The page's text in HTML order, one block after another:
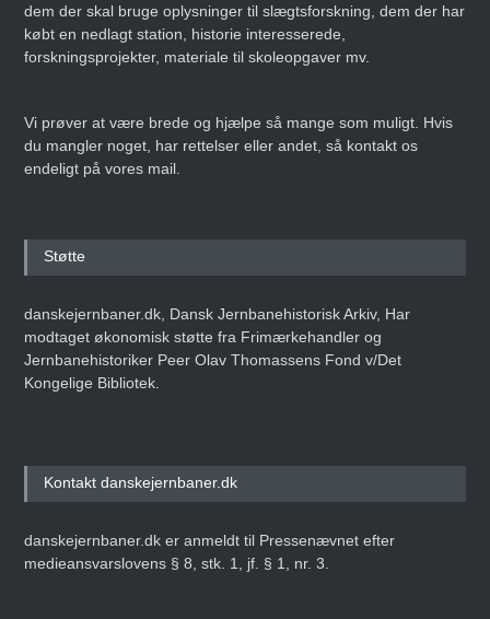
dem der skal bruge oplysninger til slægtsforskning, dem der har
købt en nedlagt station, historie interesserede,
forskningsprojekter, materiale til skoleopgaver mv.
Vi prøver at være brede og hjælpe så mange som muligt. Hvis
du mangler noget, har rettelser eller andet, så kontakt os
endeligt på vores mail.
Støtte
danskejernbaner.dk, Dansk Jernbanehistorisk Arkiv, Har
modtaget økonomisk støtte fra Frimærkehandler og
Jernbanehistoriker Peer Olav Thomassens Fond v/Det
Kongelige Bibliotek.
Kontakt danskejernbaner.dk
danskejernbaner.dk er anmeldt til Pressenævnet efter
medieansvarslovens § 8, stk. 1, jf. § 1, nr. 3.